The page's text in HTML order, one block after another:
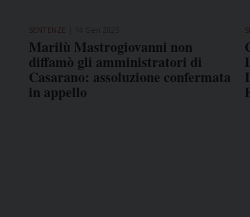
SENTENZE
Marilù Mastrogiovanni non
diffamò gli amministratori di
Casarano: assoluzione confermata
in appello